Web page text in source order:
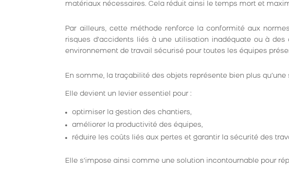
matériaux nécessaires. Cela réduit ainsi le temps mort et
Par ailleurs, cette méthode renforce la conformité aux
risques d’accidents liés à une utilisation inadéquate ou à
environnement de travail sécurisé pour toutes les équipes
En somme, la traçabilité des objets représente bien plus
Elle devient un levier essentiel pour :
optimiser la gestion des chantiers,
améliorer la productivité des équipes,
réduire les coûts liés aux pertes et garantir la sécurité des
Elle s’impose ainsi comme une solution incontournable pour